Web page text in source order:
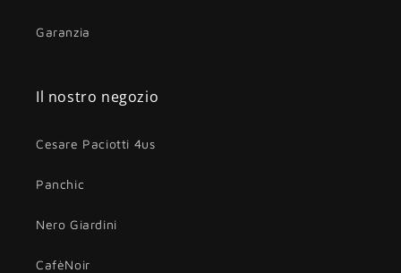
Garanzia
Il nostro negozio
Cesare Paciotti 4us
Panchic
Nero Giardini
CafèNoir